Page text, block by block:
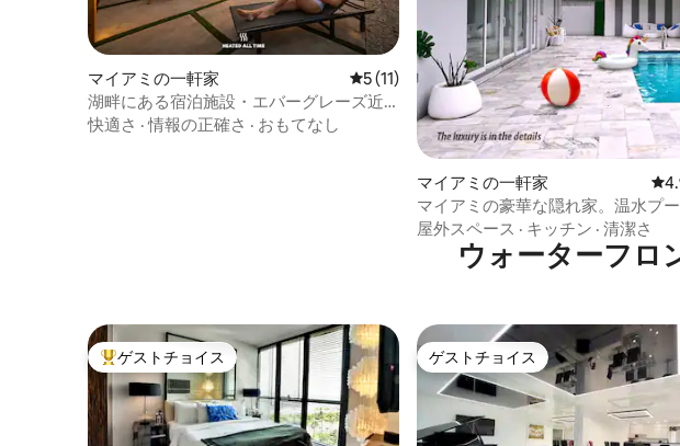
マイアミの一軒家 レビュー11件、5つ星中5つ星の平均評価
5 (11)
湖畔にある宿泊施設・エバーグレーズ近
く | プール＆バーベキュー
快適さ ·情報の正確さ · おもてなし
マイアミの一軒家 レ
マイアミの豪華な隠れ家。温水プー
ジャグジー、バーベキュー
屋外スペース · キッチン · 清潔さ
ウォーターフロ
大好評のゲストチョイスです。
ゲストチョイス ゲストチョイス
ゲストチョイス